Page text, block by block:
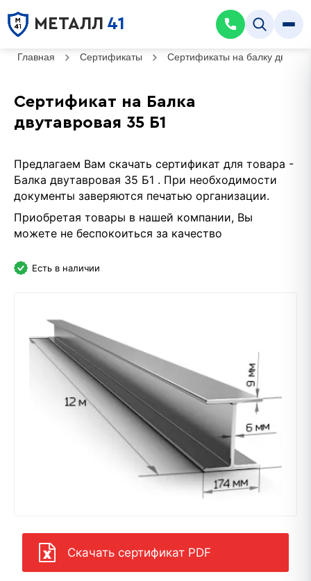
МЕТАЛЛ 41
Главная Сертификаты Сертификаты на балку
Сертификат на Балка
двутавровая 35 Б1
Предлагаем Вам скачать сертификат для товара -
Балка двутавровая 35 Б1 . При необходимости
документы заверяются печатью организации.
Приобретая товары в нашей компании, Вы
можете не беспокоиться за качество
Есть в наличии
Скачать сертификат PDF